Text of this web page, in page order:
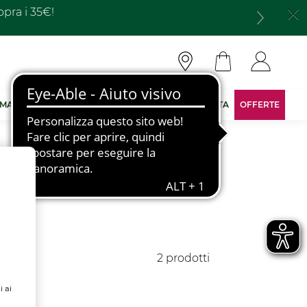
i 35€!
DIVENTA CONSULENTE AREA RISERVATA OFFERTE
2 prodotti
ai